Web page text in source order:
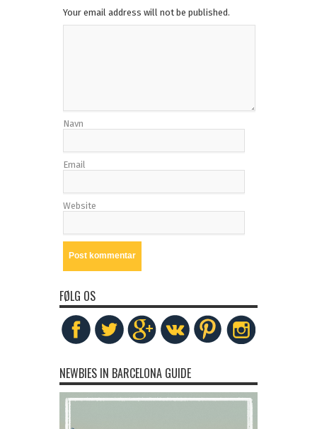
Your email address will not be published.
Navn
Email
Website
FØLG OS
NEWBIES IN BARCELONA GUIDE